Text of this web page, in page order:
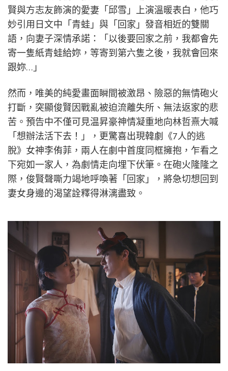
賢與方志友飾演的愛妻「邱雪」上演溫暖表白，他巧
妙引用日文中「青蛙」與「回家」發音相近的雙關
語，向妻子深情承諾：「以後要回家之前，我都會先
寄一隻紙青蛙給妳，等寄到第六隻之後，我就會回來
跟妳…」
然而，唯美的純愛畫面瞬間被激昂、險惡的無情砲火
打斷，突顯俊賢因戰亂被迫流離失所、無法返家的悲
苦。預告中不僅可見温昇豪神情凝重地向林哲熹大喊
「想辦法活下去！」，更驚喜出現韓劇《7人的逃
脫》女神李侑菲，兩人在劇中首度同框擁抱，乍看之
下宛如一家人，為劇情走向埋下伏筆。在砲火隆隆之
際，俊賢聲嘶力竭地呼喚著「回家」，將急切想回到
妻女身邊的渴望詮釋得淋漓盡致。